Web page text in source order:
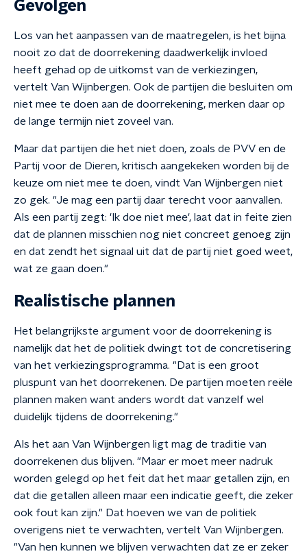
Gevolgen
Los van het aanpassen van de maatregelen, is het bijna
nooit zo dat de doorrekening daadwerkelijk invloed
heeft gehad op de uitkomst van de verkiezingen,
vertelt Van Wijnbergen. Ook de partijen die besluiten om
niet mee te doen aan de doorrekening, merken daar op
de lange termijn niet zoveel van.
Maar dat partijen die het niet doen, zoals de PVV en de
Partij voor de Dieren, kritisch aangekeken worden bij de
keuze om niet mee te doen, vindt Van Wijnbergen niet
zo gek. "Je mag een partij daar terecht voor aanvallen.
Als een partij zegt: 'Ik doe niet mee', laat dat in feite zien
dat de plannen misschien nog niet concreet genoeg zijn
en dat zendt het signaal uit dat de partij niet goed weet,
wat ze gaan doen."
Realistische plannen
Het belangrijkste argument voor de doorrekening is
namelijk dat het de politiek dwingt tot de concretisering
van het verkiezingsprogramma. "Dat is een groot
pluspunt van het doorrekenen. De partijen moeten reële
plannen maken want anders wordt dat vanzelf wel
duidelijk tijdens de doorrekening."
Als het aan Van Wijnbergen ligt mag de traditie van
doorrekenen dus blijven. "Maar er moet meer nadruk
worden gelegd op het feit dat het maar getallen zijn, en
dat die getallen alleen maar een indicatie geeft, die zeker
ook fout kan zijn." Dat hoeven we van de politiek
overigens niet te verwachten, vertelt Van Wijnbergen.
"Van hen kunnen we blijven verwachten dat ze er zeker